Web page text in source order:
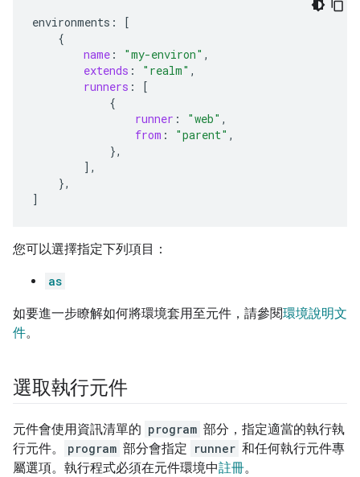
environments :
[
{
name : "my-environ" ,
extends : "realm" ,
runners :
[
{
runner : "web" ,
from : "parent" ,
},
],
},
]
您可以選擇指定下列項目：
as
如要進一步瞭解如何將環境套用至元件，請參閱環境說明文
件。
選取執行元件
元件會使用資訊清單的 program 部分，指定適當的執行執
行元件。
program 部分會指定 runner 和任何執行元件專
屬選項。執行程式必須在元件環境中註冊。